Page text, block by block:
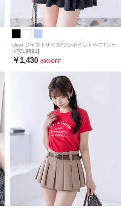
clear ジャストサイズ/ワンポイントベアTシャ
ツ[CL9691]
￥1,430 48%OFF